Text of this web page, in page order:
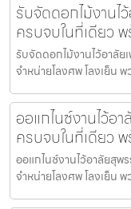
รับจัดดอกไม้งานไ
ครบจบในที่เดียว
รับจัดดอกไม้งานไว้อาลั
จำหน่ายโลงศพ โลงเย็น
ออแกไนซ์งานไว้
ครบจบในที่เดียว
ออแกไนซ์งานไว้อาลัยสุ
จำหน่ายโลงศพ โลงเย็น